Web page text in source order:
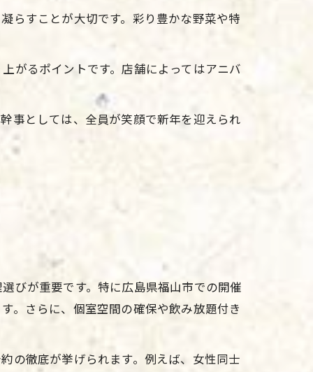
らすことが大切です。彩り豊かな野菜や特
がるポイントです。店舗によってはアニバ
事としては、全員が笑顔で新年を迎えられ
びが重要です。特に広島県福山市での開催
。さらに、個室空間の確保や飲み放題付き
の徹底が挙げられます。例えば、女性同士